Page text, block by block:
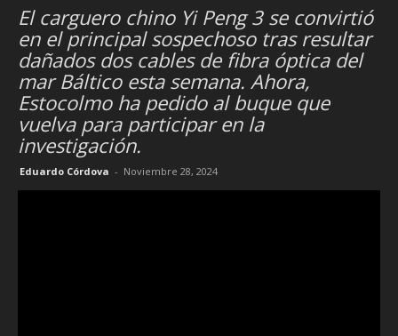
El carguero chino Yi Peng 3 se convirtió
en el principal sospechoso tras resultar
dañados dos cables de fibra óptica del
mar Báltico esta semana. Ahora,
Estocolmo ha pedido al buque que
vuelva para participar en la
investigación.
Eduardo Córdova - Noviembre 28, 2024